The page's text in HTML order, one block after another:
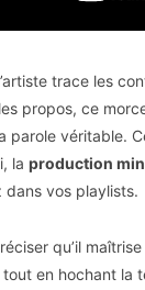
trace les
propos, ce
parole véritable.
la production
dans vos playlists.
qu’il
tout en hochant